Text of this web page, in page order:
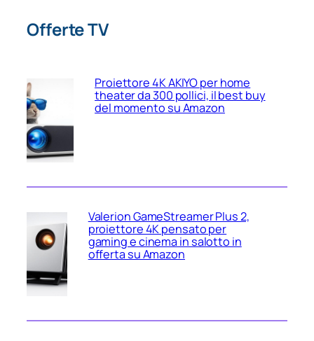
Offerte TV
Proiettore 4K AKIYO per home
theater da 300 pollici, il best buy
del momento su Amazon
Valerion GameStreamer Plus 2,
proiettore 4K pensato per
gaming e cinema in salotto in
offerta su Amazon